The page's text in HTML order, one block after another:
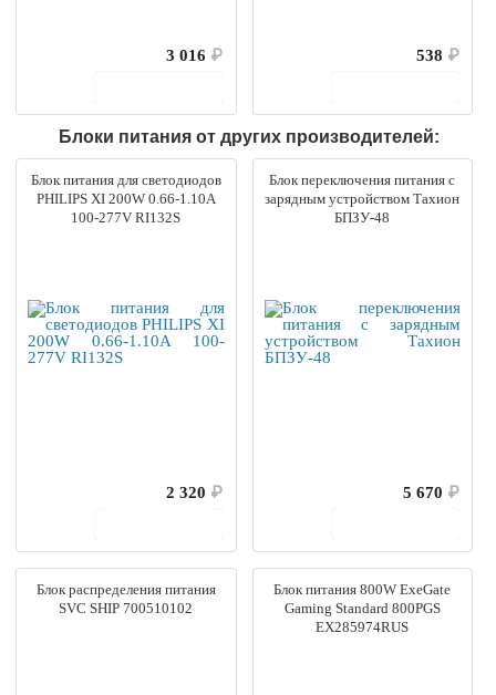
3 016 ₽
538 ₽
Блоки питания от других производителей:
Блок питания для светодиодов
PHILIPS XI 200W 0.66-1.10A
100-277V RI132S
2 320 ₽
Блок переключения питания с
зарядным устройством Тахион
БПЗУ-48
5 670 ₽
Блок распределения питания
SVC SHIP 700510102
Блок питания 800W ExeGate
Gaming Standard 800PGS
EX285974RUS